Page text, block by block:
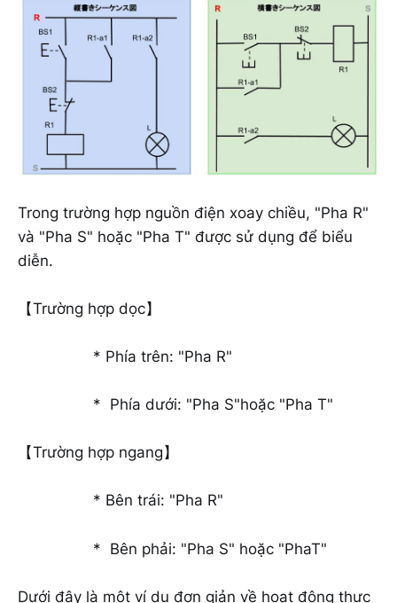
Trong trường hợp nguồn điện xoay chiều, "Pha R"
và "Pha S" hoặc "Pha T" được sử dụng để biểu
diễn.
【Trường hợp dọc】
* Phía trên: "Pha R"
* Phía dưới: "Pha S"hoặc "Pha T"
【Trường hợp ngang】
* Bên trái: "Pha R"
* Bên phải: "Pha S" hoặc "PhaT"
Dưới đây là một ví dụ đơn giản về hoạt động thực